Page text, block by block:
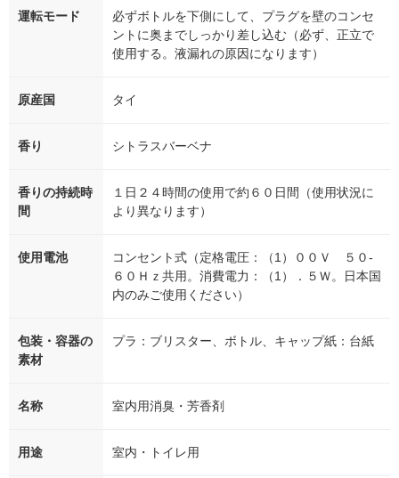
運転モード
必ずボトルを下側にして、プラグを壁のコンセ
ントに奥までしっかり差し込む（必ず、正立で
使用する。液漏れの原因になります）
原産国 タイ
香り シトラスバーベナ
香りの持続時
間
１日２４時間の使用で約６０日間（使用状況に
より異なります）
使用電池
コンセント式（定格電圧：（1）００Ｖ ５０-
６０Ｈｚ共用。消費電力：（1）．５Ｗ。日本国
内のみご使用ください）
包装・容器の
素材
プラ：ブリスター、ボトル、キャップ紙：台紙
名称 室内用消臭・芳香剤
用途 室内・トイレ用